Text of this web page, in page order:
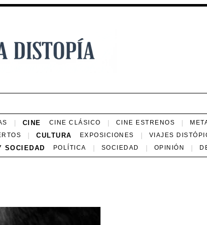
CINE CINE CLÁSICO CINE ESTRENOS
CULTURA EXPOSICIONES VIAJES
SOCIEDAD POLÍTICA SOCIEDAD OPINIÓN